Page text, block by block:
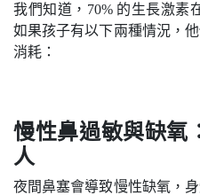
我們知道，70% 的生長激素
如果孩子有以下兩種情況，
消耗：
慢性鼻過敏與缺氧
人
夜間鼻塞會導致慢性缺氧，